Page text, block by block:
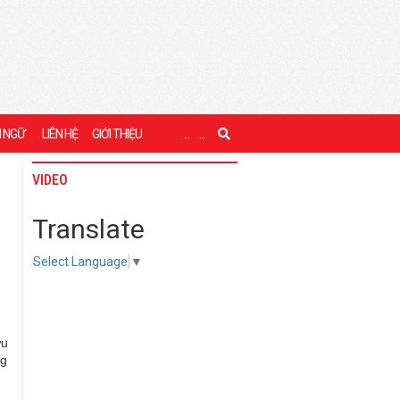
NGỮ LIÊN HỆ GIỚI THIỆU
VIDEO
Translate
Select Language ▼